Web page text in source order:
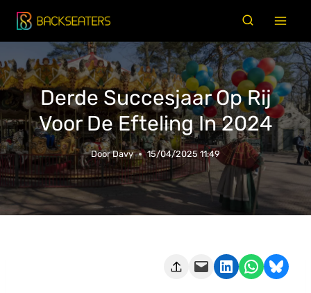
Doorgaan
naar
Derde Succesjaar Op Rij
Voor De Efteling In 2024
Door Davy 15/04/2025 11:49
Deze pagina e-mailen Delen op LinkedIn Delen via WhatsApp Share on Bluesky